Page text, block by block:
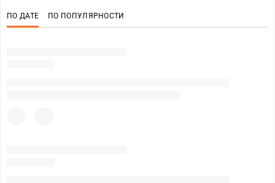
ПО ДАТЕ ПО ПОПУЛЯРНОСТИ